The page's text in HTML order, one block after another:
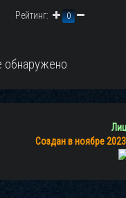
Рейтинг:
0
обнаружено
Создан в ноябре